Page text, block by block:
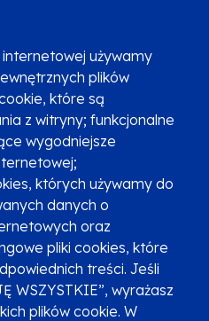
używamy
plików
które są
z witryny; funkcjonalne
wygodniejsze
których używamy do
danych o
oraz
pliki cookies, które
treści. Jeśli
WSZYSTKIE”, wyrażasz
plików cookie. W
z KPP i KPON
SMS-em
Promocja projektu
2014-2020